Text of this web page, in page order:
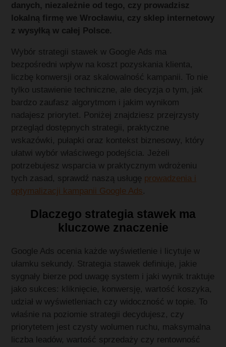
danych, niezależnie od tego, czy prowadzisz
lokalną firmę we Wrocławiu, czy sklep internetowy
z wysyłką w całej Polsce.
Wybór strategii stawek w Google Ads ma
bezpośredni wpływ na koszt pozyskania klienta,
liczbę konwersji oraz skalowalność kampanii. To nie
tylko ustawienie techniczne, ale decyzja o tym, jak
bardzo zaufasz algorytmom i jakim wynikom
nadajesz priorytet. Poniżej znajdziesz przejrzysty
przegląd dostępnych strategii, praktyczne
wskazówki, pułapki oraz kontekst biznesowy, który
ułatwi wybór właściwego podejścia. Jeżeli
potrzebujesz wsparcia w praktycznym wdrożeniu
tych zasad, sprawdź naszą usługę prowadzenia i
optymalizacji kampanii Google Ads.
Dlaczego strategia stawek ma
kluczowe znaczenie
Google Ads ocenia każde wyświetlenie i licytuje w
ułamku sekundy. Strategia stawek definiuje, jakie
sygnały bierze pod uwagę system i jaki wynik traktuje
jako sukces: kliknięcie, konwersję, wartość koszyka,
udział w wyświetleniach czy widoczność w topie. To
właśnie na poziomie strategii decydujesz, czy
priorytetem jest czysty wolumen ruchu, maksymalna
liczba leadów, wartość sprzedaży czy rentowność